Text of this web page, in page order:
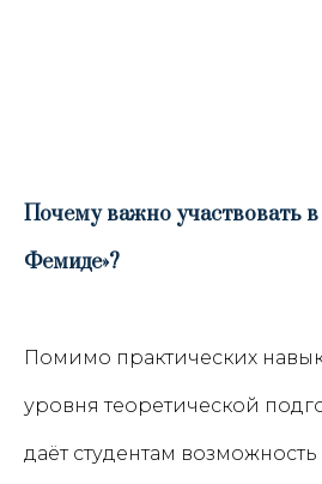
Почему важно участвовать в
Фемиде»?
Помимо практических
уровня теоретической
даёт студентам